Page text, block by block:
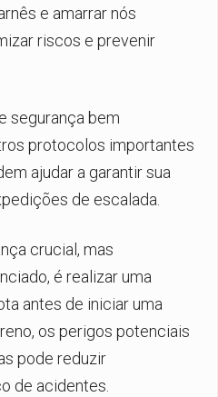
e amarrar nós
riscos e prevenir
segurança bem
protocolos importantes
ajudar a garantir sua
de escalada.
crucial, mas
é realizar uma
antes de iniciar uma
os perigos potenciais
pode reduzir
de acidentes.